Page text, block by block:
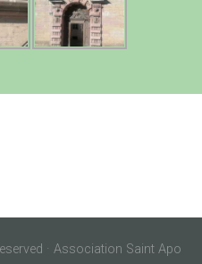
· Association Saint Apo